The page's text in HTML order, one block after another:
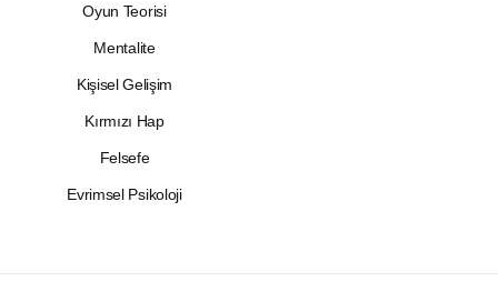
Oyun Teorisi
Mentalite
Kişisel Gelişim
Kırmızı Hap
Felsefe
Evrimsel Psikoloji